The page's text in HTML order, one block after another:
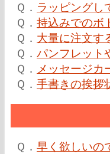
Ｑ． ラッピングし
Ｑ． 持込みでのボ
Ｑ． 大量に注文す
Ｑ． パンフレット
Ｑ． メッセージカ
Ｑ． 手書きの挨拶
Ｑ． 早く欲しい